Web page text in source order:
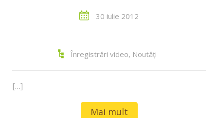
30 iulie 2012
Înregistrări video, Noutăți
[…]
Mai mult